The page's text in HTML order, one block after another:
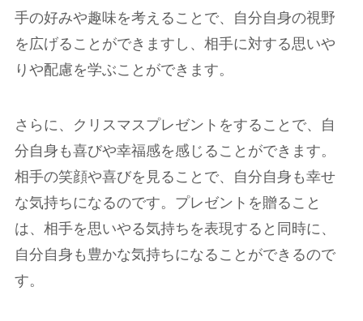
手の好みや趣味を考えることで、自分自身の視野
を広げることができますし、相手に対する思いや
りや配慮を学ぶことができます。
さらに、クリスマスプレゼントをすることで、自
分自身も喜びや幸福感を感じることができます。
相手の笑顔や喜びを見ることで、自分自身も幸せ
な気持ちになるのです。プレゼントを贈ること
は、相手を思いやる気持ちを表現すると同時に、
自分自身も豊かな気持ちになることができるので
す。